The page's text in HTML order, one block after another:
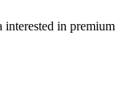
interested in premium